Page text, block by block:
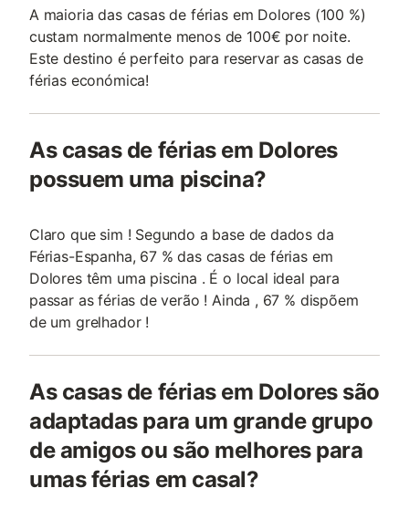
A maioria das casas de férias em Dolores (100 %)
custam normalmente menos de 100€ por noite.
Este destino é perfeito para reservar as casas de
férias económica!
As casas de férias em Dolores
possuem uma piscina?
Claro que sim ! Segundo a base de dados da
Férias-Espanha, 67 % das casas de férias em
Dolores têm uma piscina . É o local ideal para
passar as férias de verão ! Ainda , 67 % dispõem
de um grelhador !
As casas de férias em Dolores são
adaptadas para um grande grupo
de amigos ou são melhores para
umas férias em casal?